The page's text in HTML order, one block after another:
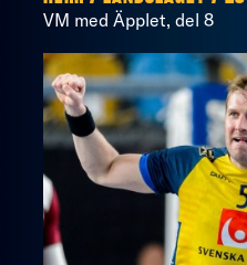
VM med Äpplet, del 8